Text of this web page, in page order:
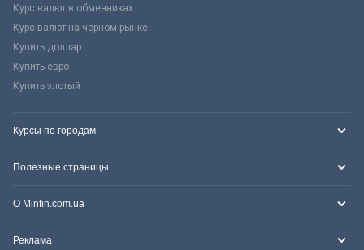
Курс валют в обменниках
Курс валют на черном рынке
Купить доллар
Купить евро
Купить злотый
Курсы по городам
Полезные страницы
О Minfin.com.ua
Реклама